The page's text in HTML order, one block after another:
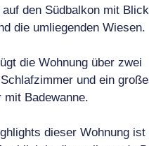
den Südbalkon mit
die umliegenden Wiesen.
die Wohnung über zwei
und ein
mit Badewanne.
dieser Wohnung ist